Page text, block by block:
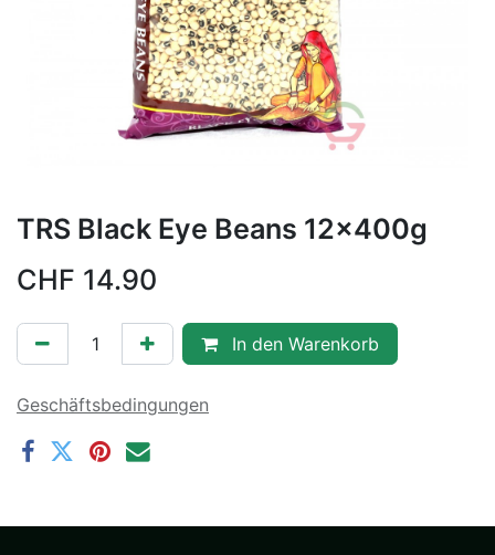
TRS Black Eye Beans 12x400g
CHF 14.90
In den Warenkorb
Geschäftsbedingungen